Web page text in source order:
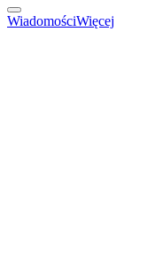
WiadomościWięcej